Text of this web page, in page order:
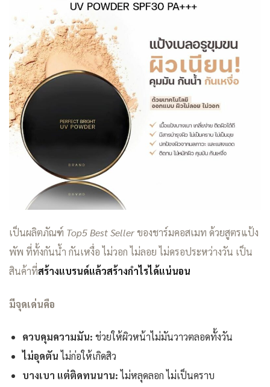
เป็นผลิตภัณฑ์ Top5 Best Sellerของชาร์มคอสเมท ด้วยสูตรแป้ง
พัพ ที่ทั้งกันน้ำ กันเหงื่อ ไม่วอก ไม่ลอย ไม่ดรอประหว่างวัน เป็น
สินค้าที่สร้างแบรนด์แล้วสร้างกำไรได้แน่นอน
มีจุดเด่นคือ
ควบคุมความมัน: ช่วยให้ผิวหน้าไม่มันวาวตลอดทั้งวัน
ไม่อุดตันไม่ก่อให้เกิดสิว
บางเบา แต่ติดทนนาน:ไม่หลุดลอก ไม่เป็นคราบ